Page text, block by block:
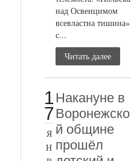
над Освенцимом
всевластна тишина»
с...
Читать далее
1
7
Я
Н
Накануне в
Воронежско
й общине
прошёл